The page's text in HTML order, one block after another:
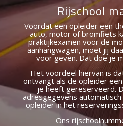
Rijschool
Voordat een opleider een
auto, motor of bromfiets
praktijkexamen voor de
aanhangwagen, moet jij
voor geven. Dat doe je
Het voordeel hiervan is
ontvangt als de opleider
je heeft gereserveerd.
adresgegevens
opleider in het
Ons